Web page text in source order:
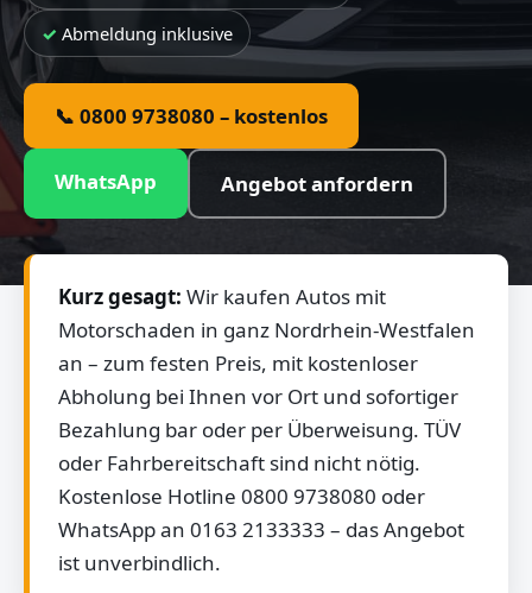
Abmeldung inklusive
📞 0800 9738080 – kostenlos
WhatsApp Angebot anfordern
Kurz gesagt: Wir kaufen Autos mit
Motorschaden in ganz Nordrhein-Westfalen
an – zum festen Preis, mit kostenloser
Abholung bei Ihnen vor Ort und sofortiger
Bezahlung bar oder per Überweisung. TÜV
oder Fahrbereitschaft sind nicht nötig.
Kostenlose Hotline 0800 9738080 oder
WhatsApp an 0163 2133333 – das Angebot
ist unverbindlich.